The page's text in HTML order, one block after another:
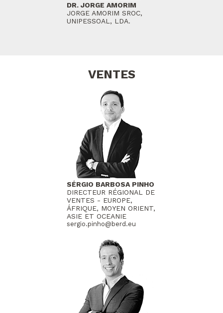
DR. JORGE AMORIM
JORGE AMORIM SROC,
UNIPESSOAL, LDA.
VENTES
SÉRGIO BARBOSA PINHO
DIRECTEUR RÉGIONAL DE
VENTES - EUROPE,
ÁFRIQUE, MOYEN ORIENT,
ASIE ET OCEANIE
sergio.pinho@berd.eu